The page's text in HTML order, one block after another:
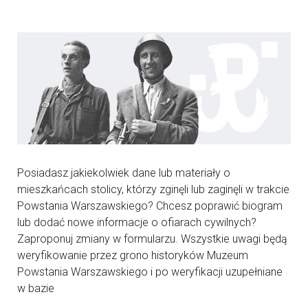
Posiadasz jakiekolwiek dane lub materiały o
mieszkańcach stolicy, którzy zginęli lub zaginęli w trakcie
Powstania Warszawskiego? Chcesz poprawić biogram
lub dodać nowe informacje o ofiarach cywilnych?
Zaproponuj zmiany w formularzu. Wszystkie uwagi będą
weryfikowanie przez grono historyków Muzeum
Powstania Warszawskiego i po weryfikacji uzupełniane
w bazie